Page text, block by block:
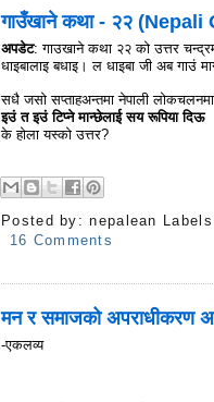
गाउँखाने कथा - २२
अपडेट: गाउखाने कथा २२ को उत्तर
धाइबालाइ बधाइ। ल धाइबा जी अब गाउं
सधै जसो सप्ताहअन्तमा नेपाली
इउं त इउं टिप्ने मान्छेलाई सय रूपिया दिऊ
के होला यस्को उत्तर?
Posted by:nepalean
16 Comments
मन र समाजको अपराधीकरण
-एकलव्य